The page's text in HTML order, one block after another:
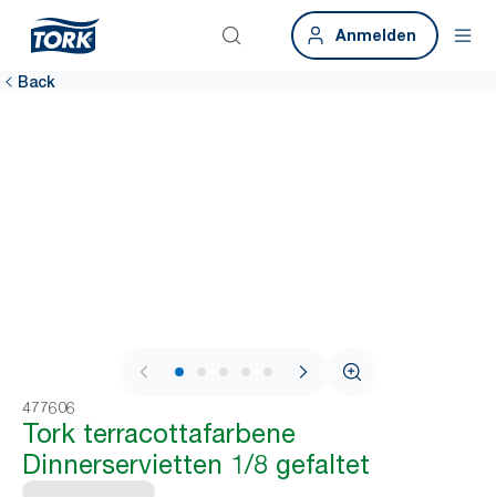
Anmelden
Back
1 / 6
477606
Tork terracottafarbene
Dinnerservietten 1/8 gefaltet